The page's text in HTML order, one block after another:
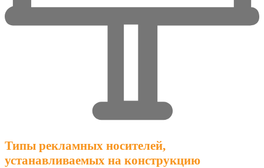
Типы рекламных носителей,
устанавливаемых на конструкцию